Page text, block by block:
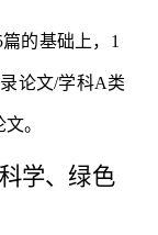
的基础上，1
论文/学科A类
。
学、绿色